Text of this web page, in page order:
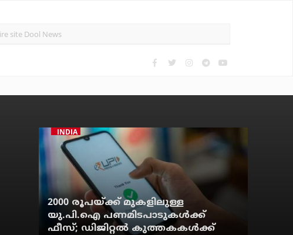
INDIA
2000 രൂപയ്ക്ക് മുകളിലുള്ള
യു.പി.ഐ പണമിടപാടുകള്‍ക്ക്
ഫീസ്; ഡിജിറ്റല്‍ കുത്തകകള്‍ക്ക്